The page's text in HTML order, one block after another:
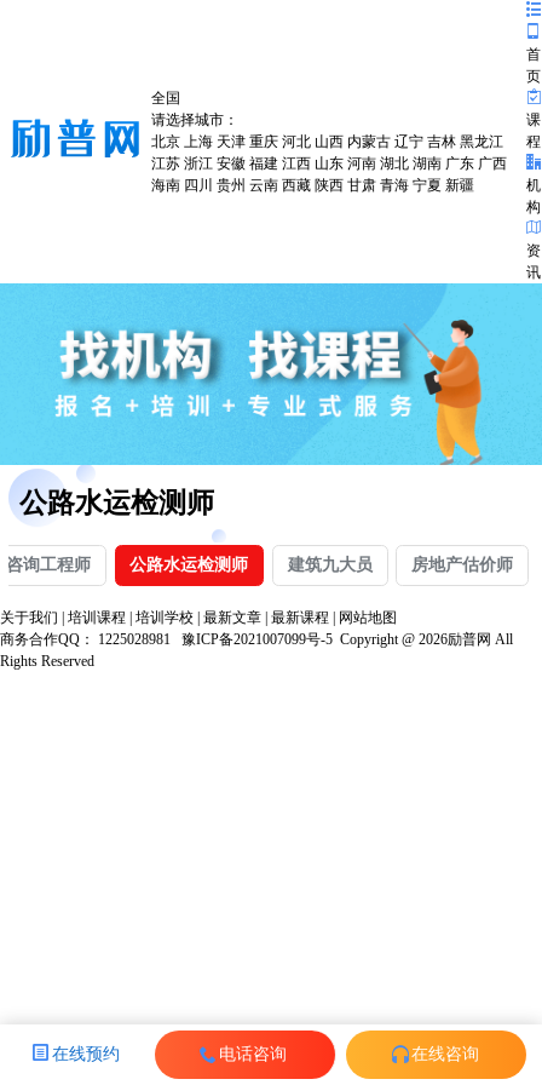
全国
请选择城市：
北京 上海 天津 重庆 河北 山西 内蒙古 辽宁 吉林 黑龙江
江苏 浙江 安徽 福建 江西 山东 河南 湖北 湖南 广东 广西
海南 四川 贵州 云南 西藏 陕西 甘肃 青海 宁夏 新疆
首
页
课
程
机
构
资
讯
公路水运检测师
咨询工程师 公路水运检测师 建筑九大员 房地产估价师
关于我们 | 培训课程 | 培训学校 | 最新文章 | 最新课程 | 网站地图
商务合作QQ： 1225028981 豫ICP备2021007099号-5 Copyright @ 2026励普网 All
Rights Reserved
在线预约 电话咨询 在线咨询
电话咨询 预约试听 在线咨询